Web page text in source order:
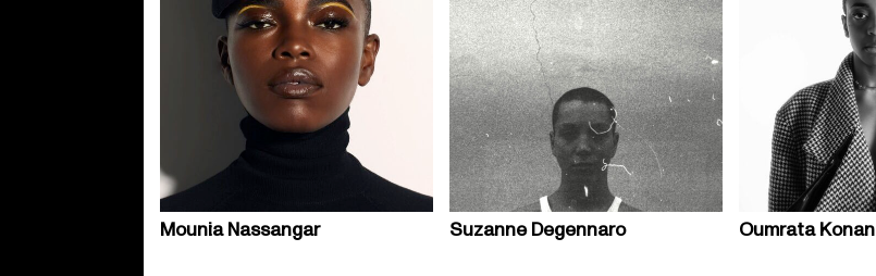
Mounia Nassangar Suzanne Degennaro Oumrata Konan